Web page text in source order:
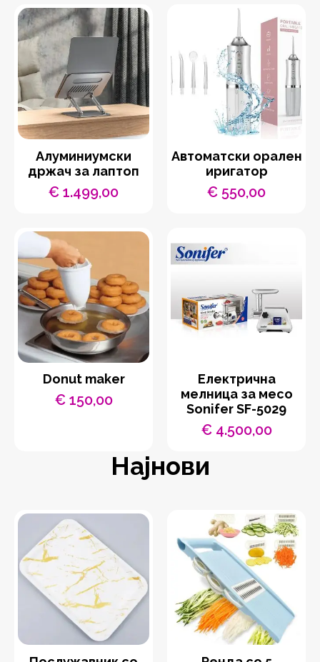
Aлуминиумски
држач за лаптоп
€ 1.499,00
Автоматски орален
иригатор
€ 550,00
Donut maker
€150,00
Eлектрична
мелница за месо
Sonifer SF-5029
€4.500,00
Најнови